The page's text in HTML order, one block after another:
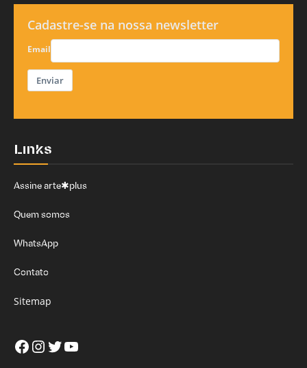
Cadastre-se na nossa newsletter
Email
Enviar
Links
Assine arte✱plus
Quem somos
WhatsApp
Contato
Sitemap
Facebook
Instagram
Twitter
Youtube